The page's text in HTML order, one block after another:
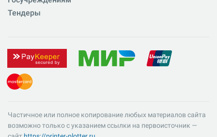
Тендеры
Частичное или полное копирование любых материалов сайта
возможно только с указанием ссылки на первоисточник —